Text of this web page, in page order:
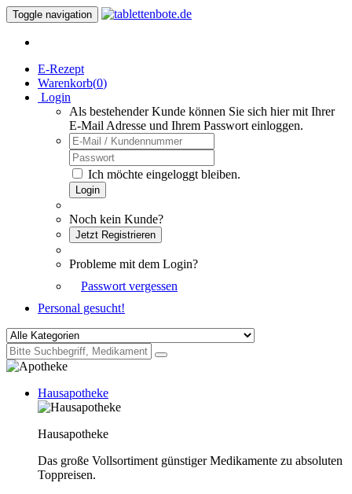
Toggle navigation
E-Rezept
Warenkorb(0)
Login
Als bestehender Kunde können Sie sich hier mit Ihrer
E-Mail Adresse und Ihrem Passwort einloggen.
Ich möchte eingeloggt bleiben.
Login
Noch kein Kunde?
Jetzt Registrieren
Probleme mit dem Login?
Passwort vergessen
Personal gesucht!
Hausapotheke
Hausapotheke
Das große Vollsortiment günstiger Medikamente zu absoluten
Toppreisen.